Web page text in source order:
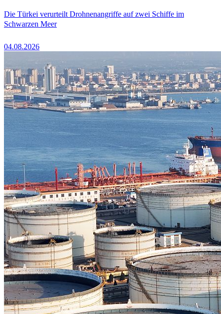
Die Türkei verurteilt Drohnenangriffe auf zwei Schiffe im
Schwarzen Meer
04.08.2026